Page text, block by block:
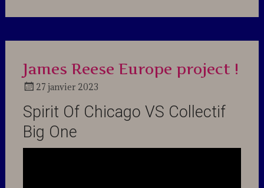
a
James Reese Europe project !
27 janvier 2023
Jazz
Spirit Of Chicago VS Collectif
Big One